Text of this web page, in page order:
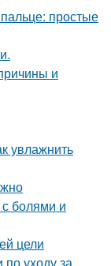
простые
и
увлажнить
болями и
цели